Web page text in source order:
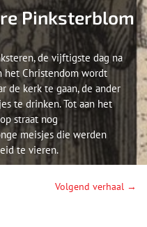
Pinksterblom
de vijftigste dag na
het Christendom wordt
de kerk te gaan, de ander
te drinken. Tot aan het
straat nog
meisjes die werden
te vieren.
Volgend verhaal →